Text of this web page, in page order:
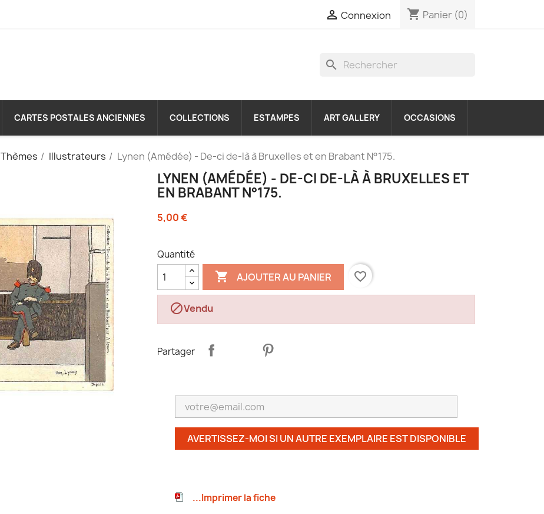
 Connexion shopping_cart Panier (0)
search
CARTES POSTALES ANCIENNES COLLECTIONS ESTAMPES ART GALLERY OCCASIONS
Thèmes Illustrateurs Lynen (Amédée) - De-ci de-là à Bruxelles et en Brabant N°175.
LYNEN (AMÉDÉE) - DE-CI DE-LÀ À BRUXELLES ET
EN BRABANT N°175.
5,00 €
Quantité
 AJOUTER AU PANIER favorite_border
Vendu
Partager
AVERTISSEZ-MOI SI UN AUTRE EXEMPLAIRE EST DISPONIBLE
...Imprimer la fiche